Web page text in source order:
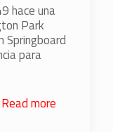
hace una
Park
Springboard
para
Read more